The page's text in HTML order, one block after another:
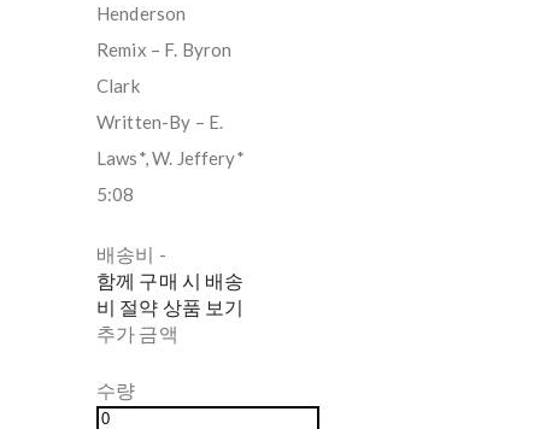
Henderson
Remix – F. Byron
Clark
Written-By – E.
Laws*, W. Jeffery*
5:08
배송비 -
함께 구매 시 배송
비 절약 상품 보기
추가 금액
수량